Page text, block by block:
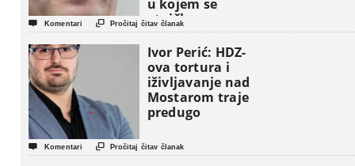
u kojem se
etničke grupe
pojavljuju kao
osnovne
političke jedinice
 Komentari  Pročitaj čitav članak
Ivor Perić: HDZ-
ova tortura i
iživljavanje nad
Mostarom traje
predugo
 Komentari  Pročitaj čitav članak